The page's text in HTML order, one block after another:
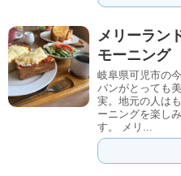
メリーラン
モーニング
岐阜県可児市の
パンがとっても
実。地元の人は
ーニングを楽し
す。 メリ...